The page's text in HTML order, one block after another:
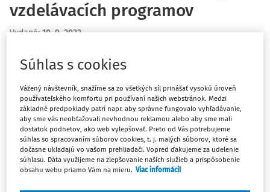
vzdelávacích programov
Vydané: 10. 9. 2022
Súvisiace dokumenty (1)
republiky schválilo s účinnosťou od 1. 9.
2022konsolidované znenieštátnych vzdelávacích
programov pre základné školy v ich s aktuálne platnom
znení v zmysle neskorších dodatkov vydaných do 18. 7.
2022.
Súhlas s cookies
Vážený návštevník, snažíme sa zo všetkých síl prinášať vysokú úroveň
používateľského komfortu pri používaní našich webstránok. Medzi
základné predpoklady patrí napr. aby správne fungovalo vyhľadávanie,
aby sme vás neobťažovali nevhodnou reklamou alebo aby sme mali
dostatok podnetov, ako web vylepšovať. Preto od Vás potrebujeme
súhlas so spracovaním súborov cookies, t. j. malých súborov, ktoré sa
dočasne ukladajú vo vašom prehliadači. Vopred ďakujeme za udelenie
súhlasu. Dáta využijeme na zlepšovanie našich služieb a prispôsobenie
obsahu webu priamo Vám na mieru. Viac informácií